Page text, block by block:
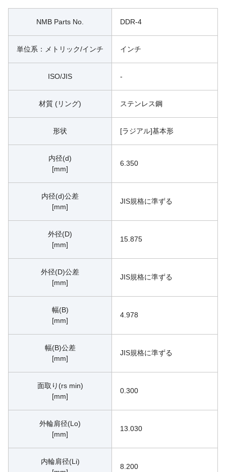
NMB Parts No. DDR-4
単位系：メトリック/インチ インチ
ISO/JIS -
材質 (リング) ステンレス鋼
形状 [ラジアル]基本形
内径(d)
[mm]
6.350
内径(d)公差
[mm]
JIS規格に準ずる
外径(D)
[mm]
15.875
外径(D)公差
[mm]
JIS規格に準ずる
幅(B)
[mm]
4.978
幅(B)公差
[mm]
JIS規格に準ずる
面取り(rs min)
[mm]
0.300
外輪肩径(Lo)
[mm]
13.030
内輪肩径(Li)
8.200